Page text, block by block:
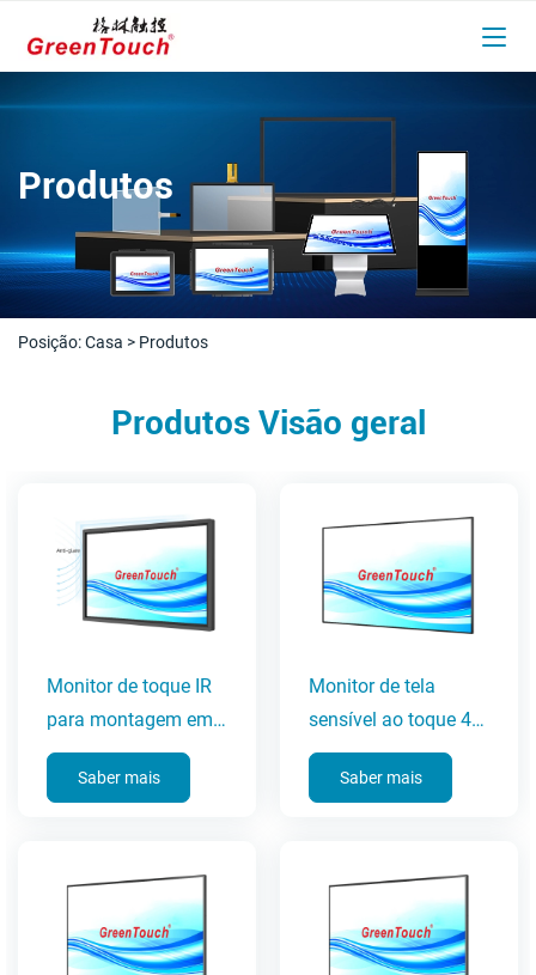
Produtos
Posição:Casa > Produtos
Produtos Visão geral
Monitor de toque IR
para montagem em
parede de 32 a 65
polegadas (série 6C-
Saber mais
Monitor de tela
sensível ao toque 4K
UHD de 65
polegadas
Saber mais